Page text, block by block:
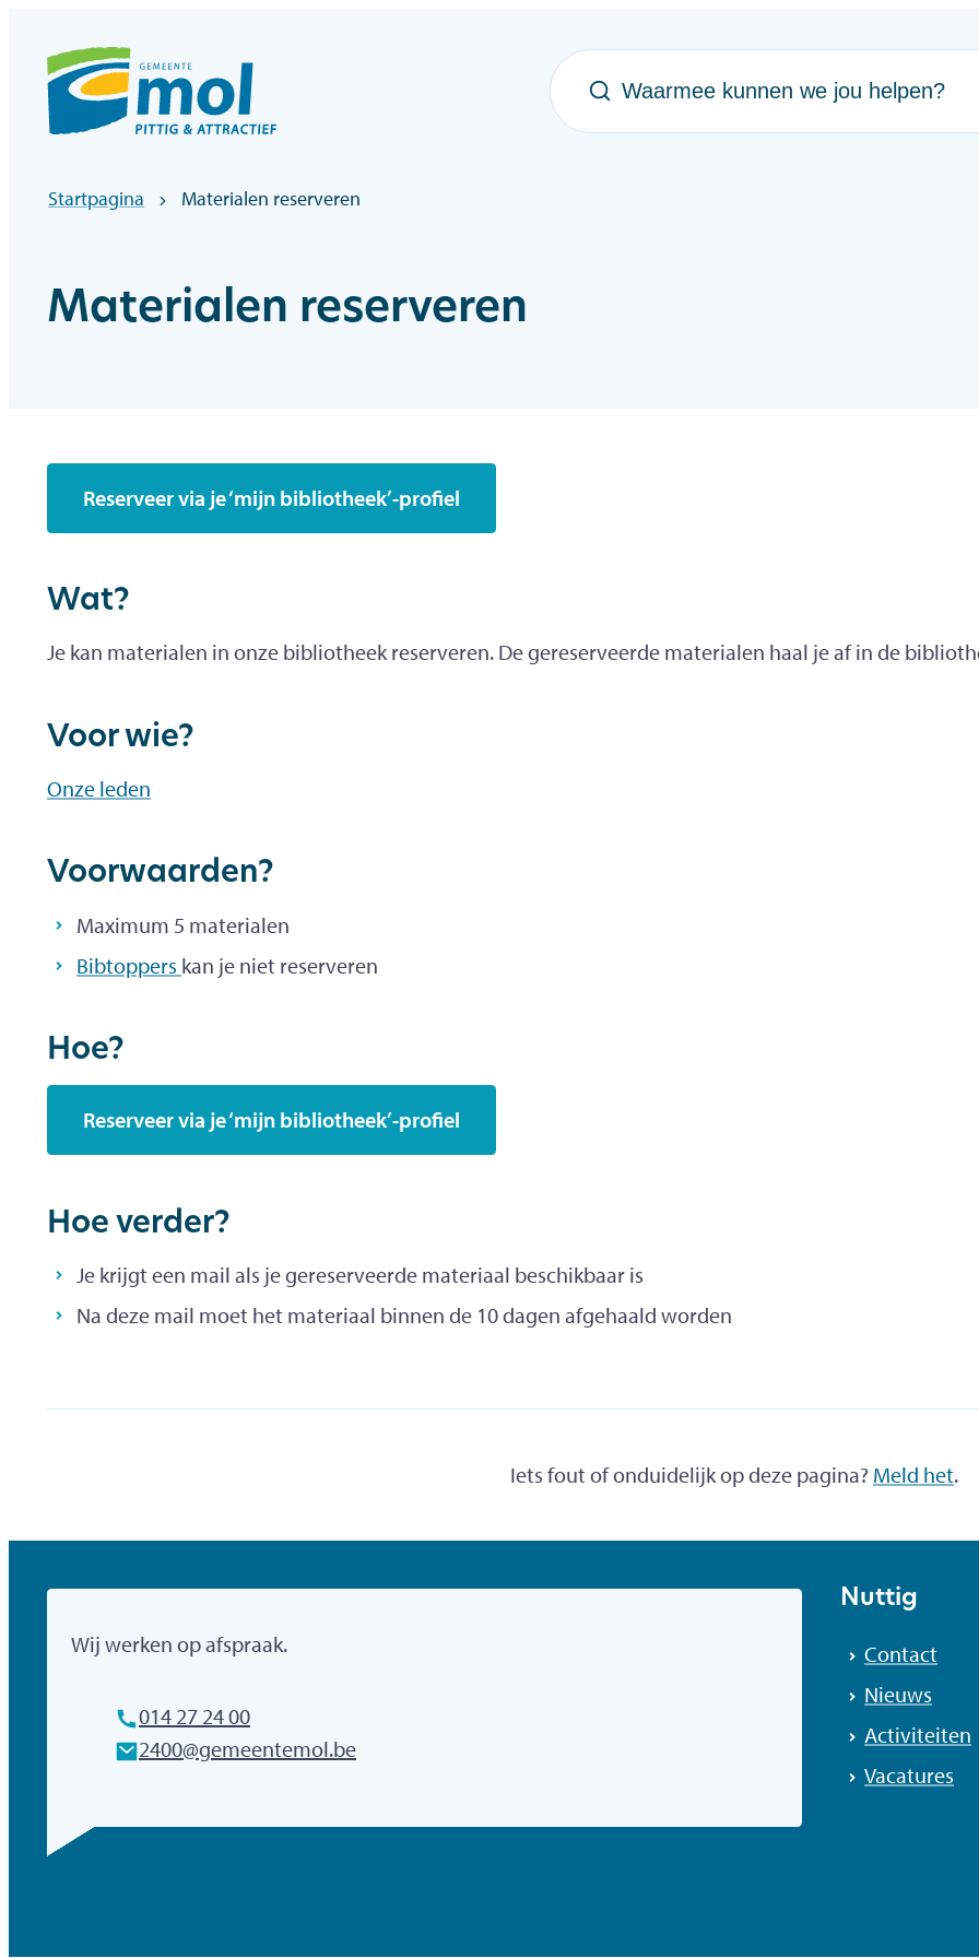
Officiële website gemeentebestuur Mol
Waarmee kunnen we jou helpen?
Startpagina Materialen reserveren
Materialen reserveren
Reserveer via je ‘mijn bibliotheek’-profiel
Wat?
Je kan materialen in onze bibliotheek reserveren. De gereserveerde materialen haal je af in de
Voor wie?
Onze leden
Voorwaarden?
Maximum 5 materialen
Bibtoppers kan je niet reserveren
Hoe?
Reserveer via je ‘mijn bibliotheek’-profiel
Hoe verder?
Je krijgt een mail als je gereserveerde materiaal beschikbaar is
Na deze mail moet het materiaal binnen de 10 dagen afgehaald worden
Iets fout of onduidelijk op deze pagina? Meld het.
Gemeente Mol
Wij werken op afspraak.
014 27 24 00
E-mailadres
2400@gemeentemol.be
Nuttig
Contact
Nieuws
Activiteiten
Vacatures